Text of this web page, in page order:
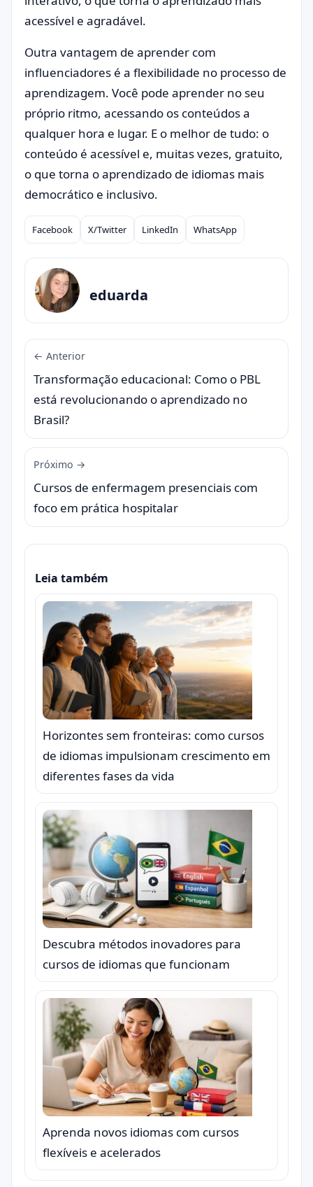
acessível e agradável.
Outra vantagem de aprender com
influenciadores é a flexibilidade no processo de
aprendizagem. Você pode aprender no seu
próprio ritmo, acessando os conteúdos a
qualquer hora e lugar. E o melhor de tudo: o
conteúdo é acessível e, muitas vezes, gratuito,
o que torna o aprendizado de idiomas mais
democrático e inclusivo.
Compartilhar
Facebook X/Twitter LinkedIn WhatsApp
eduarda
← Anterior
Transformação educacional: Como o PBL
está revolucionando o aprendizado no
Brasil?
Próximo →
Cursos de enfermagem presenciais com
foco em prática hospitalar
Leia também
Horizontes sem fronteiras: como cursos
de idiomas impulsionam crescimento em
diferentes fases da vida
Descubra métodos inovadores para
cursos de idiomas que funcionam
Aprenda novos idiomas com cursos
flexíveis e acelerados